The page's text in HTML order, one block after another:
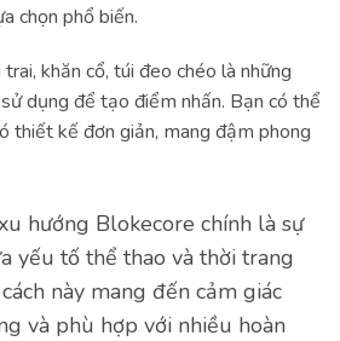
chọn phổ biến.
khăn cổ, túi đeo chéo là những
dụng để tạo điểm nhấn. Bạn có thể
thiết kế đơn giản, mang đậm phong
hướng Blokecore chính là sự
yếu tố thể thao và thời trang
này mang đến cảm giác
và phù hợp với nhiều hoàn